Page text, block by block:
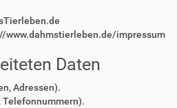
www.dahmstierleben.de/impressum
Daten
Adressen).
Telefonnummern).